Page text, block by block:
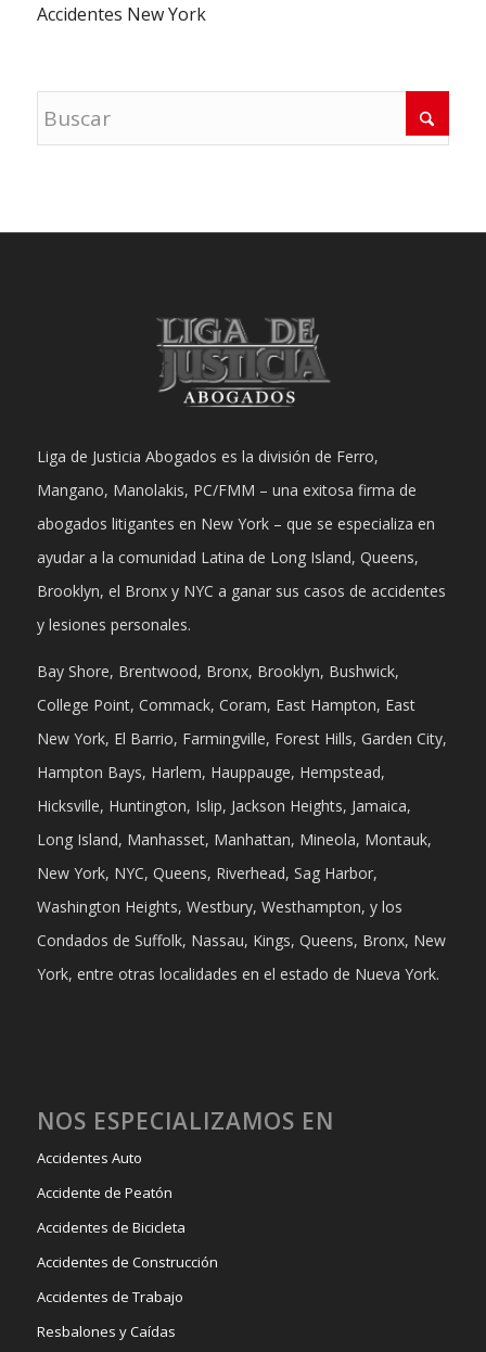
Accidentes New York
Liga de Justicia Abogados es la división de Ferro,
Mangano, Manolakis, PC/FMM – una exitosa firma de
abogados litigantes en New York – que se especializa en
ayudar a la comunidad Latina de Long Island, Queens,
Brooklyn, el Bronx y NYC a ganar sus casos de accidentes
y lesiones personales.
Bay Shore, Brentwood, Bronx, Brooklyn, Bushwick,
College Point, Commack, Coram, East Hampton, East
New York, El Barrio, Farmingville, Forest Hills, Garden City,
Hampton Bays, Harlem, Hauppauge, Hempstead,
Hicksville, Huntington, Islip, Jackson Heights, Jamaica,
Long Island, Manhasset, Manhattan, Mineola, Montauk,
New York, NYC, Queens, Riverhead, Sag Harbor,
Washington Heights, Westbury, Westhampton, y los
Condados de Suffolk, Nassau, Kings, Queens, Bronx, New
York, entre otras localidades en el estado de Nueva York.
NOS ESPECIALIZAMOS EN
Accidentes Auto
Accidente de Peatón
Accidentes de Bicicleta
Accidentes de Construcción
Accidentes de Trabajo
Resbalones y Caídas